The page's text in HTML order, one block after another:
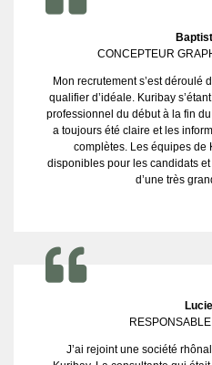
CONCEPTEUR
Mon recrutement s’est déroulé
qualifier d’idéale. Kuribay
professionnel du début à la fin
a toujours été claire et les
complètes. Les équipes de
disponibles pour les candidats
d’une très
J’ai rejoint une société